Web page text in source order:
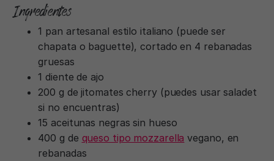
Ingredientes
1 pan artesanal estilo italiano (puede ser
chapata o baguette), cortado en 4 rebanadas
gruesas
1 diente de ajo
200 g de jitomates cherry (puedes usar saladet
si no encuentras)
15 aceitunas negras sin hueso
400 g de queso tipo mozzarella vegano, en
rebanadas